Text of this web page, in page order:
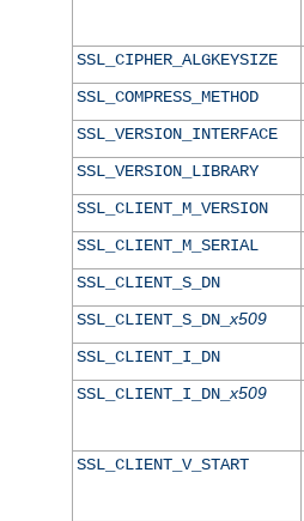
SSL_CIPHER_ALGKEYSIZE
SSL_COMPRESS_METHOD
SSL_VERSION_INTERFACE
SSL_VERSION_LIBRARY
SSL_CLIENT_M_VERSION
SSL_CLIENT_M_SERIAL
SSL_CLIENT_S_DN
SSL_CLIENT_S_DN_x509
SSL_CLIENT_I_DN
SSL_CLIENT_I_DN_x509
SSL_CLIENT_V_START